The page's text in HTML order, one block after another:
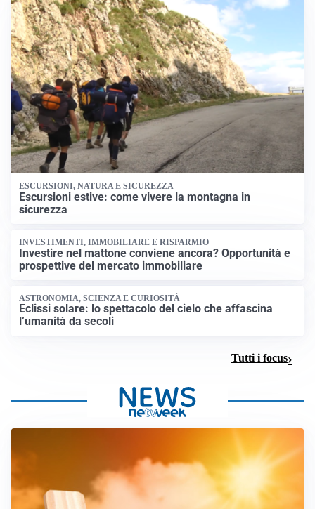
ESCURSIONI, NATURA E SICUREZZA
Escursioni estive: come vivere la montagna in
sicurezza
INVESTIMENTI, IMMOBILIARE E RISPARMIO
Investire nel mattone conviene ancora? Opportunità e
prospettive del mercato immobiliare
ASTRONOMIA, SCIENZA E CURIOSITÀ
Eclissi solare: lo spettacolo del cielo che affascina
l’umanità da secoli
Tutti i focus